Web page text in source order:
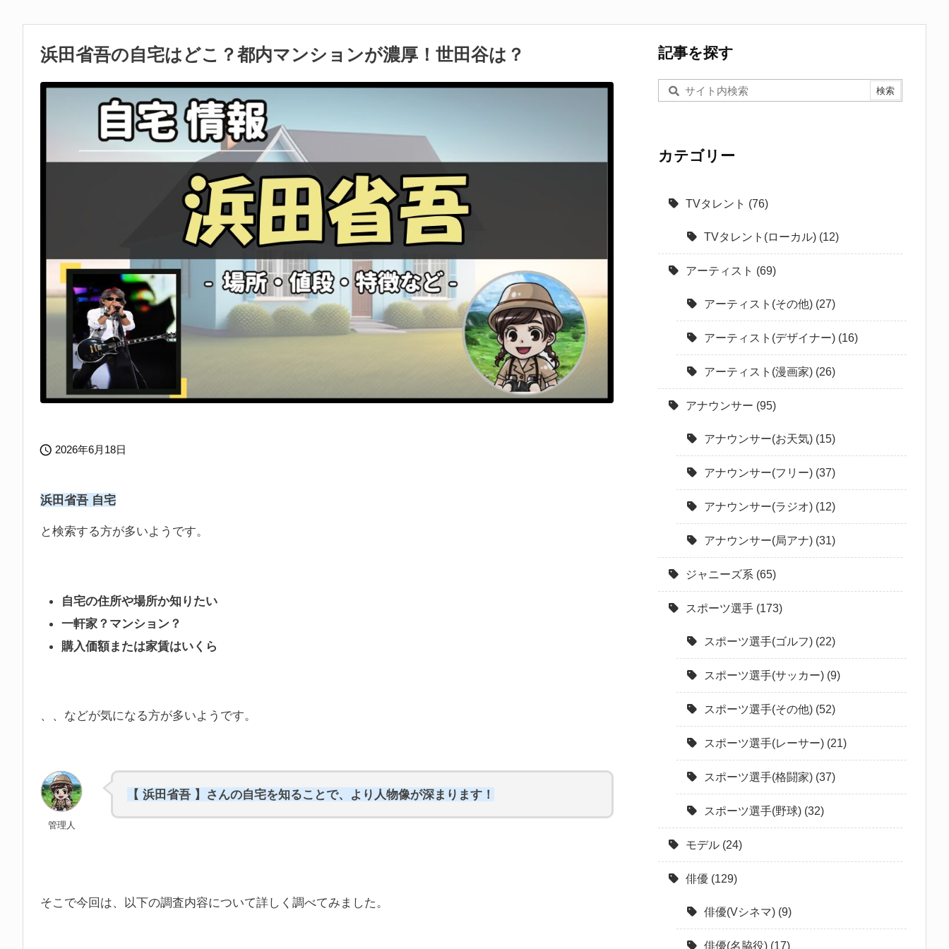
浜田省吾の自宅はどこ？都内マンションが濃厚！世田谷は？
 2026年6月18日
浜田省吾 自宅
と検索する方が多いようです。
自宅の住所や場所か知りたい
一軒家？マンション？
購入価額または家賃はいくら
、、などが気になる方が多いようです。
管理人
【 浜田省吾 】さんの自宅を知ることで、より人物像が深まります！
そこで今回は、以下の調査内容について詳しく調べてみました。
記事を探す
カテゴリー
TVタレント (76)
TVタレント(ローカル) (12)
アーティスト (69)
アーティスト(その他) (27)
アーティスト(デザイナー) (16)
アーティスト(漫画家) (26)
アナウンサー (95)
アナウンサー(お天気) (15)
アナウンサー(フリー) (37)
アナウンサー(ラジオ) (12)
アナウンサー(局アナ) (31)
ジャニーズ系 (65)
スポーツ選手 (173)
スポーツ選手(ゴルフ) (22)
スポーツ選手(サッカー) (9)
スポーツ選手(その他) (52)
スポーツ選手(レーサー) (21)
スポーツ選手(格闘家) (37)
スポーツ選手(野球) (32)
モデル (24)
俳優 (129)
俳優(Vシネマ) (9)
俳優(名脇役) (17)